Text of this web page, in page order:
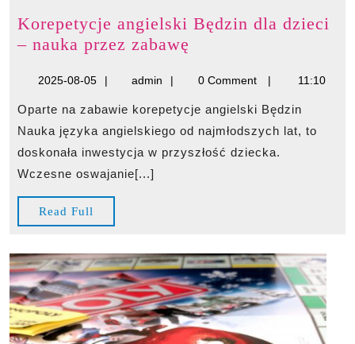
Korepetycje angielski Będzin dla dzieci
– nauka przez zabawę
Będzin
dla
dzieci
–
2025-08-052025-
05
admin admin 0 Comment 11:10
Oparte na zabawie korepetycje angielski Będzin
Nauka języka angielskiego od najmłodszych lat, to
doskonała inwestycja w przyszłość dziecka.
Wczesne oswajanie[...]
Read Full
Full